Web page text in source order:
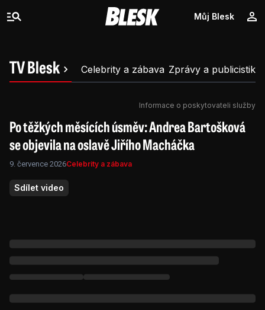
Můj Blesk
TV Blesk Celebrity a zábava Zprávy a publicistika
Informace o poskytovateli služby
Po těžkých měsících úsměv: Andrea Bartošková
se objevila na oslavě Jiřího Macháčka
9. července 2026Celebrity a zábava
Sdílet video